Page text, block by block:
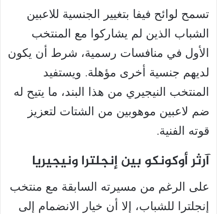
تسمح لوائح فيفا بتغيير الجنسية للاعبين
الشباب الذين لم يشاركوا مع المنتخب
الأول في منافسات رسمية، شرط أن يكون
لديهم جنسية أخرى مؤهلة. ويستفيد
المنتخب النيجيري من هذا البند، ما يتيح له
ضم لاعبين موهوبين من الشتات لتعزيز
قوته الفنية.
آرثر أوكونكو بين إنجلترا ونيجيريا
على الرغم من مسيرته السابقة مع منتخب
إنجلترا للشباب، إلا أن خيار الانضمام إلى